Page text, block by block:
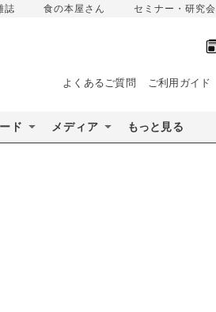
誌 食の本屋さん セミナー・研究会
よくあるご質問 ご利用ガイド
ド メディア もっと見る